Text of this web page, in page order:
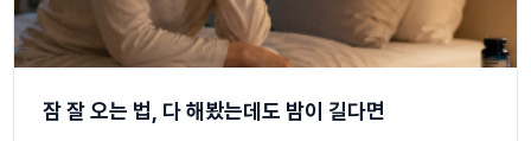
잠 잘 오는 법, 다 해봤는데도 밤이 길다면